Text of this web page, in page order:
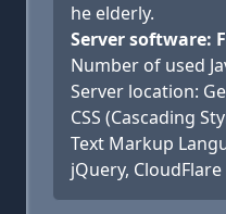
he elderly.
Server software:
Number of used
Server location:
CSS (Cascading
Text Markup
jQuery, CloudFlare